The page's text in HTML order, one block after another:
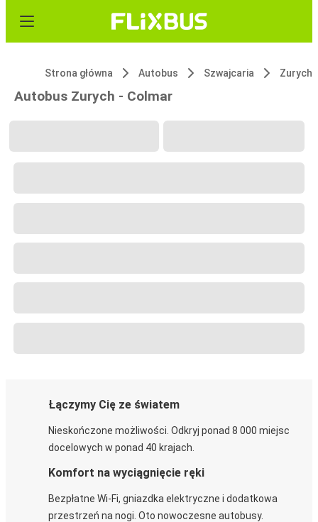
Strona główna Autobus Szwajcaria Zurych
Autobus Zurych - Colmar
Łączymy Cię ze światem
Nieskończone możliwości. Odkryj ponad 8 000 miejsc
docelowych w ponad 40 krajach.
Komfort na wyciągnięcie ręki
Bezpłatne Wi-Fi, gniazdka elektryczne i dodatkowa
przestrzeń na nogi. Oto nowoczesne autobusy.